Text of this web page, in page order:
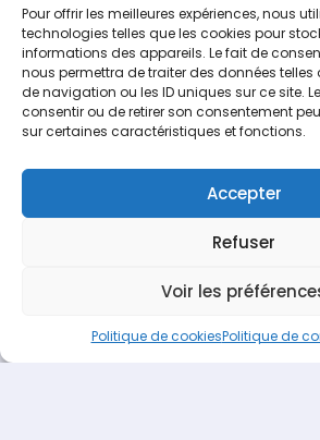
Pour offrir les meilleures expériences, nous
technologies telles que les cookies pour
informations des appareils. Le fait de
nous permettra de traiter des données
de navigation ou les ID uniques sur ce site.
consentir ou de retirer son consentement
sur certaines caractéristiques et fonctions.
Accepter
Refuser
Voir les
Politique de cookiesPolitique de
botaniques et